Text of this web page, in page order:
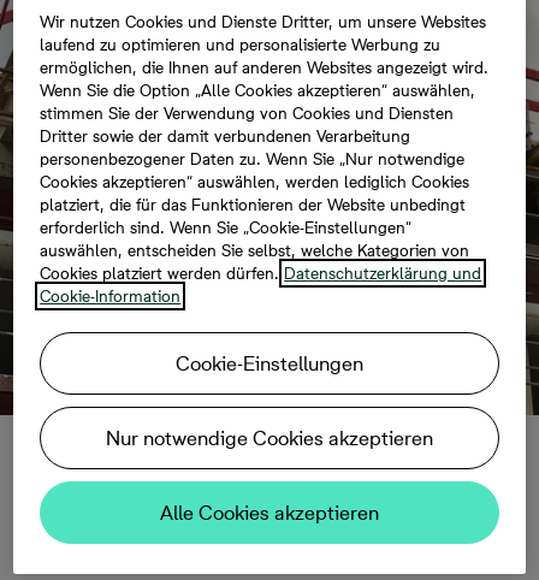
Ratingen: Richtfest
im Waldviertel
Wir nutzen Cookies und Dienste Dritter, um unsere Websites
laufend zu optimieren und personalisierte Werbung zu
ermöglichen, die Ihnen auf anderen Websites angezeigt wird.
Wenn Sie die Option „Alle Cookies akzeptieren“ auswählen,
stimmen Sie der Verwendung von Cookies und Diensten
Dritter sowie der damit verbundenen Verarbeitung
personenbezogener Daten zu. Wenn Sie „Nur notwendige
Cookies akzeptieren“ auswählen, werden lediglich Cookies
platziert, die für das Funktionieren der Website unbedingt
erforderlich sind. Wenn Sie „Cookie-Einstellungen“
auswählen, entscheiden Sie selbst, welche Kategorien von
Cookies platziert werden dürfen. Datenschutzerklärung und
Cookie-Information
Cookie-Einstellungen
Nur notwendige Cookies akzeptieren
Alle Cookies akzeptieren